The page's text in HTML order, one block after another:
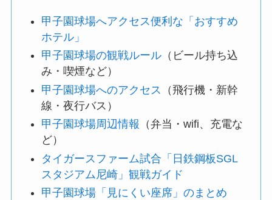
甲子園球場へアクセス便利な「おすすめ
ホテル」
甲子園球場の観戦ルール （ビール持ち込
み・喫煙など）
甲子園球場へのアクセス
（飛行機・新幹
線・夜行バス）
甲子園球場周辺情報
（弁当・wifi、充電な
ど）
タイガースファーム試合「日鉄鋼板SGL
スタジアム尼崎」観戦ガイド
甲子園球場「見にくい座席」のまとめ